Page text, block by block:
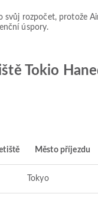
svůj rozpočet, protože
úspory.
Tokio
Město příjezdu
Tokyo